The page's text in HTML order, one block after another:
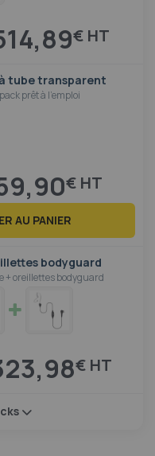
€
tube transparent
prêt à l'emploi
€
AU PANIER
bodyguard
+ oreillettes bodyguard
€